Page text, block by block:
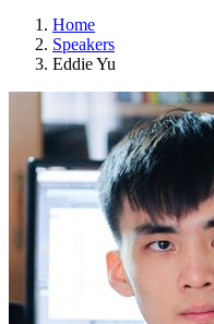
Home
Speakers
Eddie Yu